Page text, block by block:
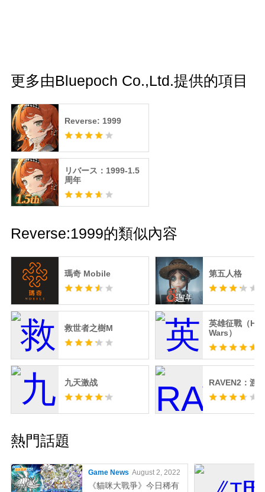
更多由Bluepoch Co.,Ltd.提供的項目
Reverse: 1999
リバース：1999-1.5
周年
Reverse:1999的類似內容
瑪奇 Mobile 第五人格
救世者之樹M
英雄征戰（
Wars）
九天激战 RAVEN2：渡
熱門話題
Game News August 2, 2022
《貓咪大戰爭》今日稀有